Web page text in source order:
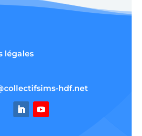
légales
hdf.net